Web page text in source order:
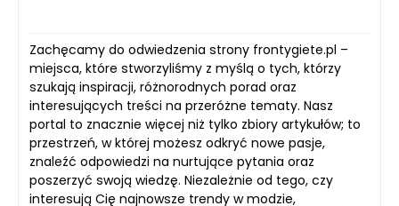
Zachęcamy do odwiedzenia strony frontygiete.pl –
miejsca, które stworzyliśmy z myślą o tych, którzy
szukają inspiracji, różnorodnych porad oraz
interesujących treści na przeróżne tematy. Nasz
portal to znacznie więcej niż tylko zbiory artykułów; to
przestrzeń, w której możesz odkryć nowe pasje,
znaleźć odpowiedzi na nurtujące pytania oraz
poszerzyć swoją wiedzę. Niezależnie od tego, czy
interesują Cię najnowsze trendy w modzie,